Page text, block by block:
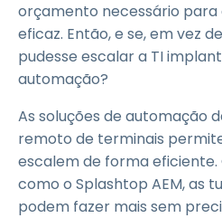
orçamento necessário
eficaz. Então, e se, em vez
pudesse escalar a TI
automação?
As soluções de automação
remoto de terminais
escalem de forma eficiente.
como o Splashtop AEM, as
podem fazer mais sem